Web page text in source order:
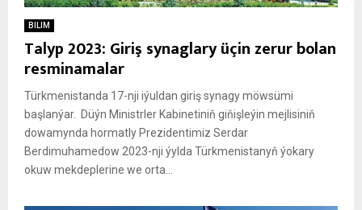
BILIM
Talyp 2023: Giriş synaglary üçin zerur bolan
resminamalar
Türkmenistanda 17-nji iýuldan giriş synagy möwsümi
başlanýar. Düýn Ministrler Kabinetiniň giňişleýin mejlisiniň
dowamynda hormatly Prezidentimiz Serdar
Berdimuhamedow 2023-nji ýylda Türkmenistanyň ýokary
okuw mekdeplerine we orta...